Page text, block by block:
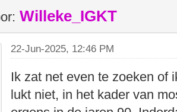
Willeke_IGKT
22-Jun-2025, 12:46 PM
Ik zat net even te zoeken of
lukt niet, in het kader van